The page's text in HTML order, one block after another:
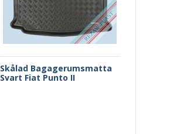
Skålad Bagagerumsmatta
Svart Fiat Punto II